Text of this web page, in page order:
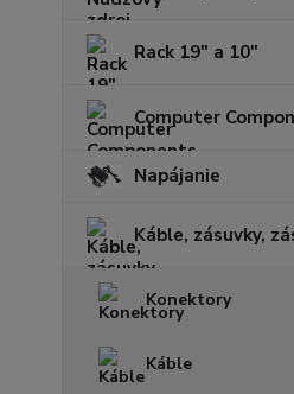
Rack 19" a 10"
Computer
Napájanie
Káble, zásuvky,
Konektory
Káble